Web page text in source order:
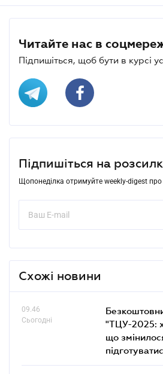
Читайте нас в
Підпишіться, щоб бути в курсі
Підпишіться на
Щопонеділка отримуйте weekly-digest про
Схожі новини
09.46
Сьогодні
"ТЦУ-2025:
що